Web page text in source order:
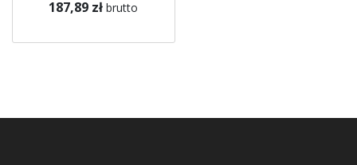
187,89 zł brutto